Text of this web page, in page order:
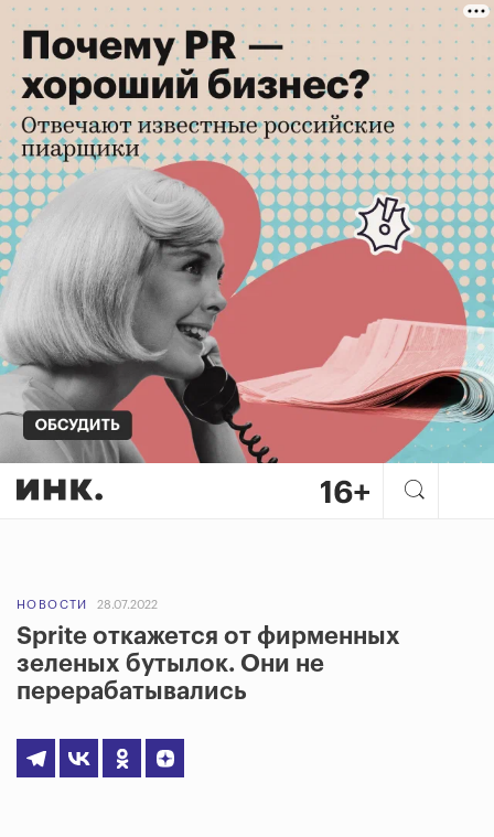
НОВОСТИ 28.07.2022
Sprite откажется от фирменных
зеленых бутылок. Они не
перерабатывались